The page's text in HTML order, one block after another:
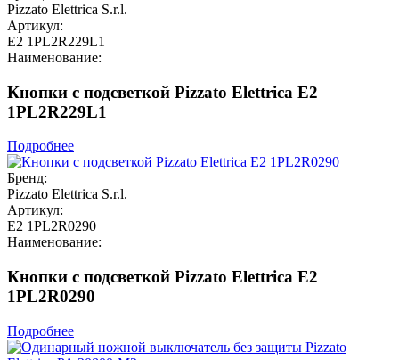
Pizzato Elettrica S.r.l.
Артикул:
E2 1PL2R229L1
Наименование:
Кнопки с подсветкой Pizzato Elettrica E2
1PL2R229L1
Подробнее
Бренд:
Pizzato Elettrica S.r.l.
Артикул:
E2 1PL2R0290
Наименование:
Кнопки с подсветкой Pizzato Elettrica E2
1PL2R0290
Подробнее